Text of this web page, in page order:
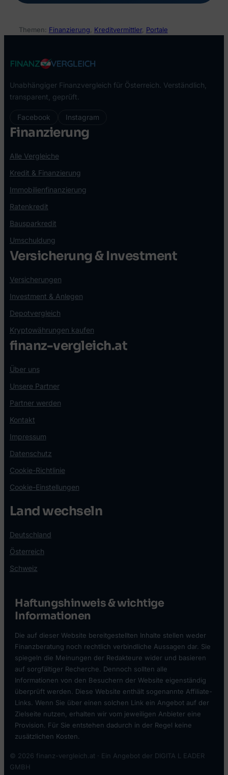
Themen: Finanzierung Kreditvermittler, Portale
Unabhängiger Finanzvergleich für Österreich. Verständlich,
transparent, geprüft.
Facebook Instagram
Finanzierung
Alle Vergleiche
Kredit & Finanzierung
Immobilienfinanzierung
Ratenkredit
Bausparkredit
Umschuldung
Versicherung & Investment
Versicherungen
Investment & Anlegen
Depotvergleich
Kryptowährungen kaufen
finanz-vergleich.at
Über uns
Unsere Partner
Partner werden
Kontakt
Impressum
Datenschutz
Cookie-Richtlinie
Cookie-Einstellungen
Land wechseln
Deutschland
Österreich
Schweiz
Haftungshinweis & wichtige
Informationen
Die auf dieser Website bereitgestellten Inhalte stellen weder
Finanzberatung noch rechtlich verbindliche Aussagen dar. Sie
spiegeln die Meinungen der Redakteure wider und basieren
auf sorgfältiger Recherche. Dennoch sollten alle
Informationen von den Besuchern der Website eigenständig
überprüft werden. Diese Website enthält sogenannte Affiliate-
Links. Wenn Sie über einen solchen Link ein Angebot auf der
Zielseite nutzen, erhalten wir vom jeweiligen Anbieter eine
Provision. Für Sie entstehen dadurch in der Regel keine
zusätzlichen Kosten.
© 2026 finanz-vergleich.at · Ein Angebot der DIGITA L EADER
GMBH